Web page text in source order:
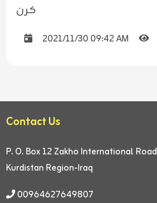
كرن
2021/11/30 09:42 AM
Contact Us
P. O. Box 12 Zakho International Road
Kurdistan Region-Iraq
00964627649807